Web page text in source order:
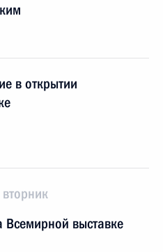
в открытии
Всемирной выставке